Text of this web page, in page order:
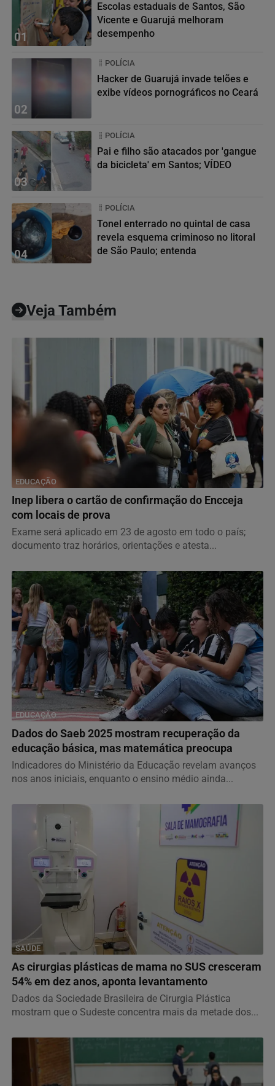
01
Escolas estaduais de Santos, São
Vicente e Guarujá melhoram
desempenho
02
POLÍCIA
Hacker de Guarujá invade telões e
exibe vídeos pornográficos no Ceará
03
POLÍCIA
Pai e filho são atacados por 'gangue
da bicicleta' em Santos; VÍDEO
04
POLÍCIA
Tonel enterrado no quintal de casa
revela esquema criminoso no litoral
de São Paulo; entenda
Veja Também
EDUCAÇÃO
Inep libera o cartão de confirmação do Encceja
com locais de prova
Exame será aplicado em 23 de agosto em todo o país;
documento traz horários, orientações e atesta...
EDUCAÇÃO
Dados do Saeb 2025 mostram recuperação da
educação básica, mas matemática preocupa
Indicadores do Ministério da Educação revelam avanços
nos anos iniciais, enquanto o ensino médio ainda...
SAÚDE
As cirurgias plásticas de mama no SUS cresceram
54% em dez anos, aponta levantamento
Dados da Sociedade Brasileira de Cirurgia Plástica
mostram que o Sudeste concentra mais da metade dos...